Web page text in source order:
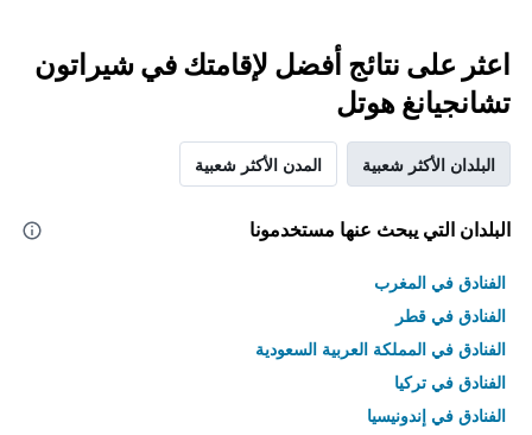
اعثر على نتائج أفضل لإقامتك في شيراتون
تشانجيانغ هوتل
البلدان الأكثر شعبية المدن الأكثر شعبية
البلدان التي يبحث عنها مستخدمونا
الفنادق في المغرب
الفنادق في قطر
الفنادق في المملكة العربية السعودية
الفنادق في تركيا
الفنادق في إندونيسيا